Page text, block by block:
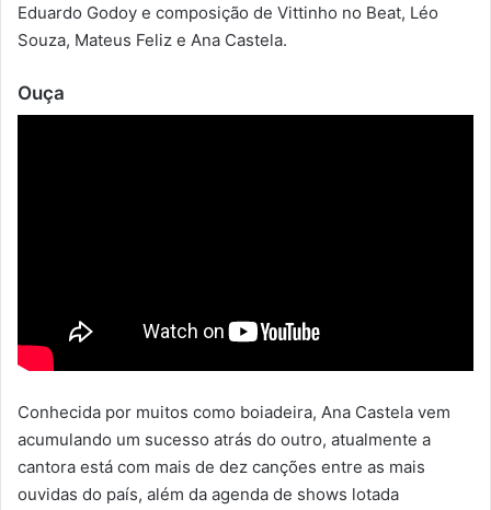
Eduardo Godoy e composição de Vittinho no Beat, Léo
Souza, Mateus Feliz e Ana Castela.
Ouça
Conhecida por muitos como boiadeira, Ana Castela vem
acumulando um sucesso atrás do outro, atualmente a
cantora está com mais de dez canções entre as mais
ouvidas do país, além da agenda de shows lotada